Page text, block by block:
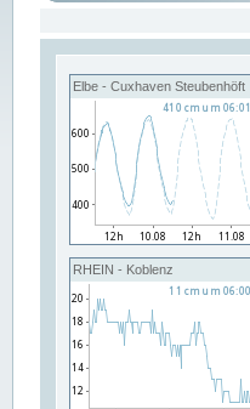
Elbe - Cuxhaven Steubenhöft
RHEIN - Koblenz